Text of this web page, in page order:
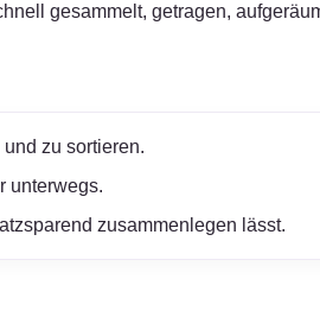
gesammelt, getragen,
zu sortieren.
unterwegs.
zusammenlegen lässt.